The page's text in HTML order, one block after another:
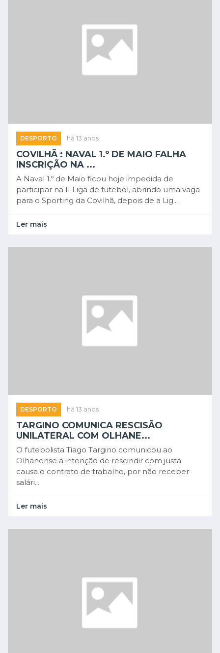
DESPORTO há 13 anos
COVILHÃ : NAVAL 1.º DE MAIO FALHA
INSCRIÇÃO NA ...
A Naval 1.º de Maio ficou hoje impedida de
participar na II Liga de futebol, abrindo uma vaga
para o Sporting da Covilhã, depois de a Lig...
Ler mais
DESPORTO há 13 anos
TARGINO COMUNICA RESCISÃO
UNILATERAL COM OLHANE...
O futebolista Tiago Targino comunicou ao
Olhanense a intenção de rescindir com justa
causa o contrato de trabalho, por não receber
salári...
Ler mais